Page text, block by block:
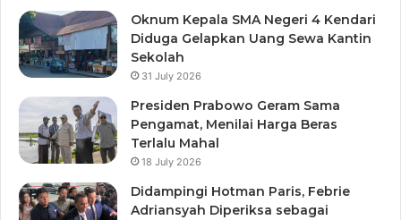
Oknum Kepala SMA Negeri 4 Kendari
Diduga Gelapkan Uang Sewa Kantin
Sekolah
31 July 2026
Presiden Prabowo Geram Sama
Pengamat, Menilai Harga Beras
Terlalu Mahal
18 July 2026
Didampingi Hotman Paris, Febrie
Adriansyah Diperiksa sebagai